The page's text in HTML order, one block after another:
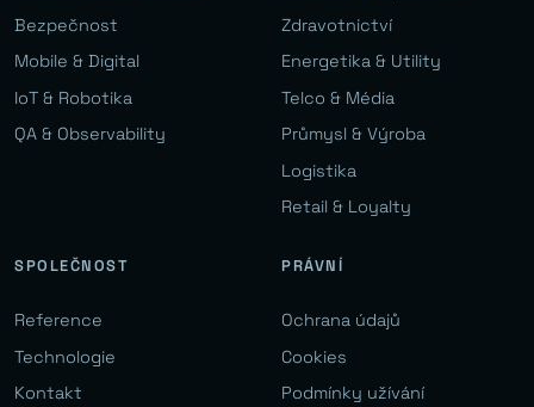
Bezpečnost
Mobile & Digital
IoT & Robotika
QA & Observability
Zdravotnictví
Energetika & Utility
Telco & Média
Průmysl & Výroba
Logistika
Retail & Loyalty
SPOLEČNOST
Reference
Technologie
Kontakt
PRÁVNÍ
Ochrana údajů
Cookies
Podmínky užívání